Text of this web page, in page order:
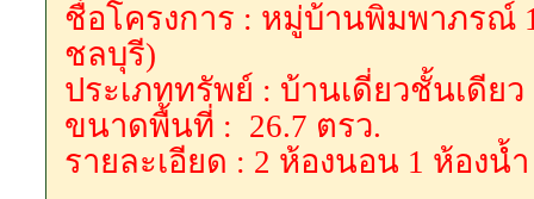
ชื่อโครงการ : หมู่บ้านพิมพาภรณ์
ชลบุรี)
ประเภททรัพย์ : บ้านเดี่ยวชั้นเดียว
ขนาดพื้นที่ : 26.7 ตรว.
รายละเอียด : 2 ห้องนอน 1 ห้องน้